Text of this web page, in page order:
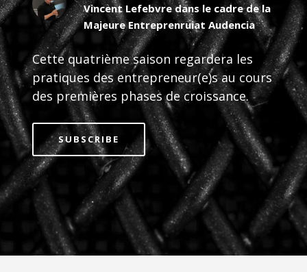
Vincent Lefebvre dans le cadre de la
Majeure Entreprenruiat Audencia
Cette quatrième saison regardera les
pratiques des entrepreneur(e)s au cours
des premières phases de croissance.
SUBSCRIBE